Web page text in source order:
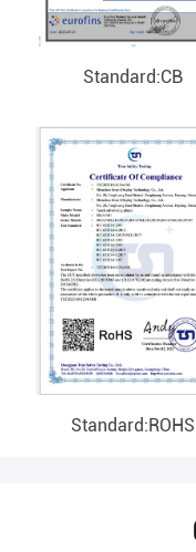
Standard:CB
Standard:ROHS